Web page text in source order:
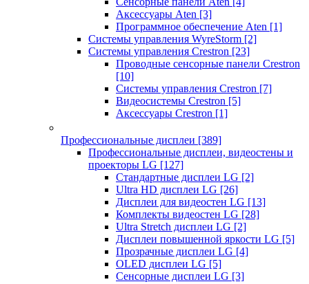
Аксессуары Aten [3]
Программное обеспечение Aten [1]
Системы управления WyreStorm [2]
Системы управления Crestron [23]
Проводные сенсорные панели Crestron
[10]
Системы управления Crestron [7]
Видеосистемы Crestron [5]
Аксессуары Crestron [1]
Профессиональные дисплеи [389]
Профессиональные дисплеи, видеостены и
проекторы LG [127]
Стандартные дисплеи LG [2]
Ultra HD дисплеи LG [26]
Дисплеи для видеостен LG [13]
Комплекты видеостен LG [28]
Ultra Stretch дисплеи LG [2]
Дисплеи повышенной яркости LG [5]
Прозрачные дисплеи LG [4]
OLED дисплеи LG [5]
Сенсорные дисплеи LG [3]